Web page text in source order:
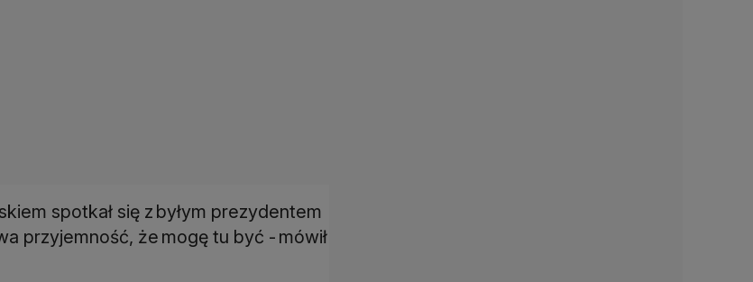
spotkał się z byłym prezydentem
przyjemność, że mogę tu być - mówił